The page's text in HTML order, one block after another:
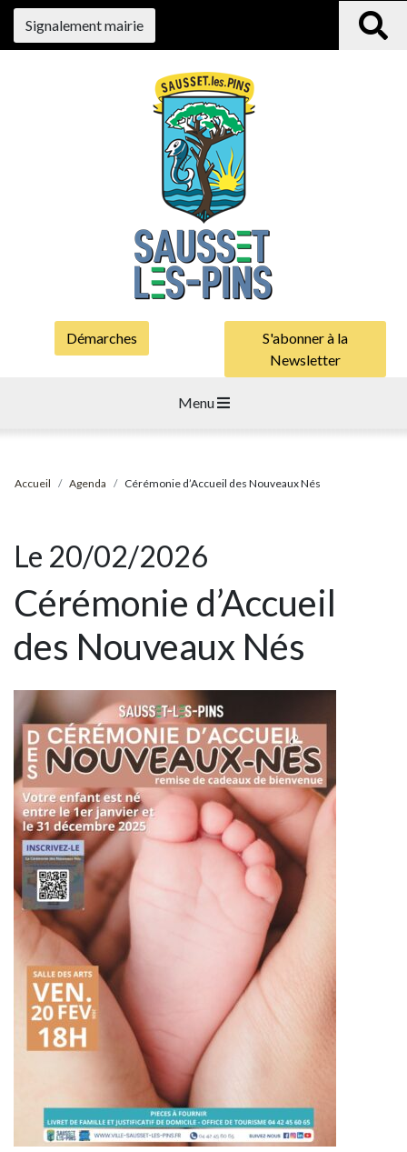
Signalement mairie
Démarches
S'abonner à la
Newsletter
Menu
Accueil Agenda Cérémonie d’Accueil des Nouveaux Nés
Le 20/02/2026
Cérémonie d’Accueil
des Nouveaux Nés